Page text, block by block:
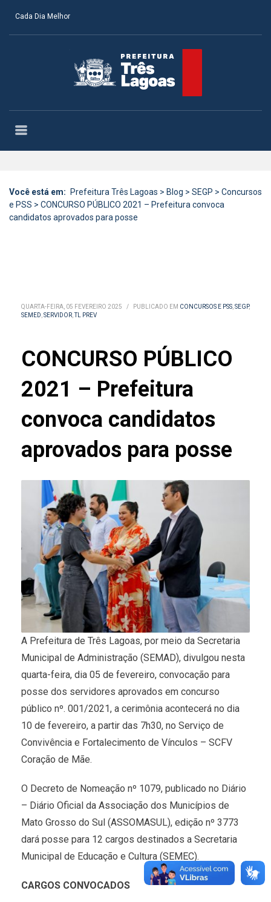
Cada Dia Melhor
Você está em: Prefeitura Três Lagoas > Blog > SEGP > Concursos
e PSS > CONCURSO PÚBLICO 2021 – Prefeitura convoca
candidatos aprovados para posse
QUARTA-FEIRA, 05 FEVEREIRO 2025 / PUBLICADO EM CONCURSOS E PSS,SEGP,
SEMED,SERVIDOR,TL PREV
CONCURSO PÚBLICO
2021 – Prefeitura
convoca candidatos
aprovados para posse
A Prefeitura de Três Lagoas, por meio da Secretaria
Municipal de Administração (SEMAD), divulgou nesta
quarta-feira, dia 05 de fevereiro, convocação para
posse dos servidores aprovados em concurso
público nº. 001/2021, a cerimônia acontecerá no dia
10 de fevereiro, a partir das 7h30, no Serviço de
Convivência e Fortalecimento de Vínculos – SCFV
Coração de Mãe.
O Decreto de Nomeação nº 1079, publicado no Diário
– Diário Oficial da Associação dos Municípios de
Mato Grosso do Sul (ASSOMASUL), edição nº 3773
dará posse para 12 cargos destinados a Secretaria
Municipal de Educação e Cultura (SEMEC).
CARGOS CONVOCADOS